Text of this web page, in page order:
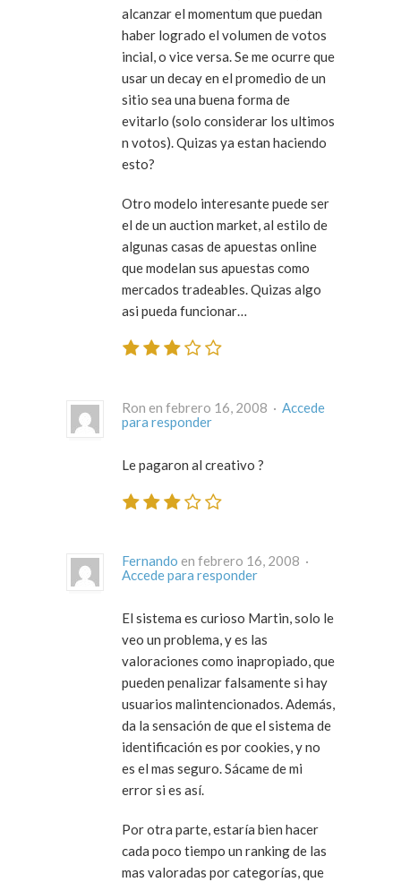
alcanzar el momentum que puedan
haber logrado el volumen de votos
incial, o vice versa. Se me ocurre que
usar un decay en el promedio de un
sitio sea una buena forma de
evitarlo (solo considerar los ultimos
n votos). Quizas ya estan haciendo
esto?
Otro modelo interesante puede ser
el de un auction market, al estilo de
algunas casas de apuestas online
que modelan sus apuestas como
mercados tradeables. Quizas algo
asi pueda funcionar…
Ron en febrero 16, 2008 · Accede
para responder
Le pagaron al creativo ?
Fernando
en febrero 16, 2008 ·
Accede para responder
El sistema es curioso Martin, solo le
veo un problema, y es las
valoraciones como inapropiado, que
pueden penalizar falsamente si hay
usuarios malintencionados. Además,
da la sensación de que el sistema de
identificación es por cookies, y no
es el mas seguro. Sácame de mi
error si es así.
Por otra parte, estaría bien hacer
cada poco tiempo un ranking de las
mas valoradas por categorías, que